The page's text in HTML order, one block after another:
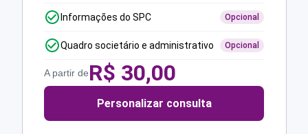
Informações do SPC Opcional
Quadro societário e administrativo Opcional
A partir deR$ 30,00
Personalizar consulta